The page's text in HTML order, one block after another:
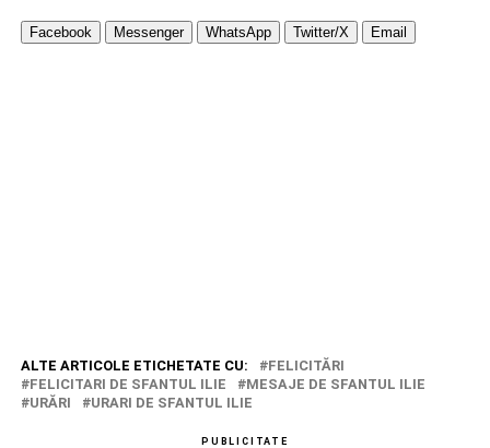
Facebook Messenger WhatsApp Twitter/X Email
ALTE ARTICOLE ETICHETATE CU:
FELICITĂRI
FELICITARI DE SFANTUL ILIE
MESAJE DE SFANTUL ILIE
URĂRI
URARI DE SFANTUL ILIE
PUBLICITATE